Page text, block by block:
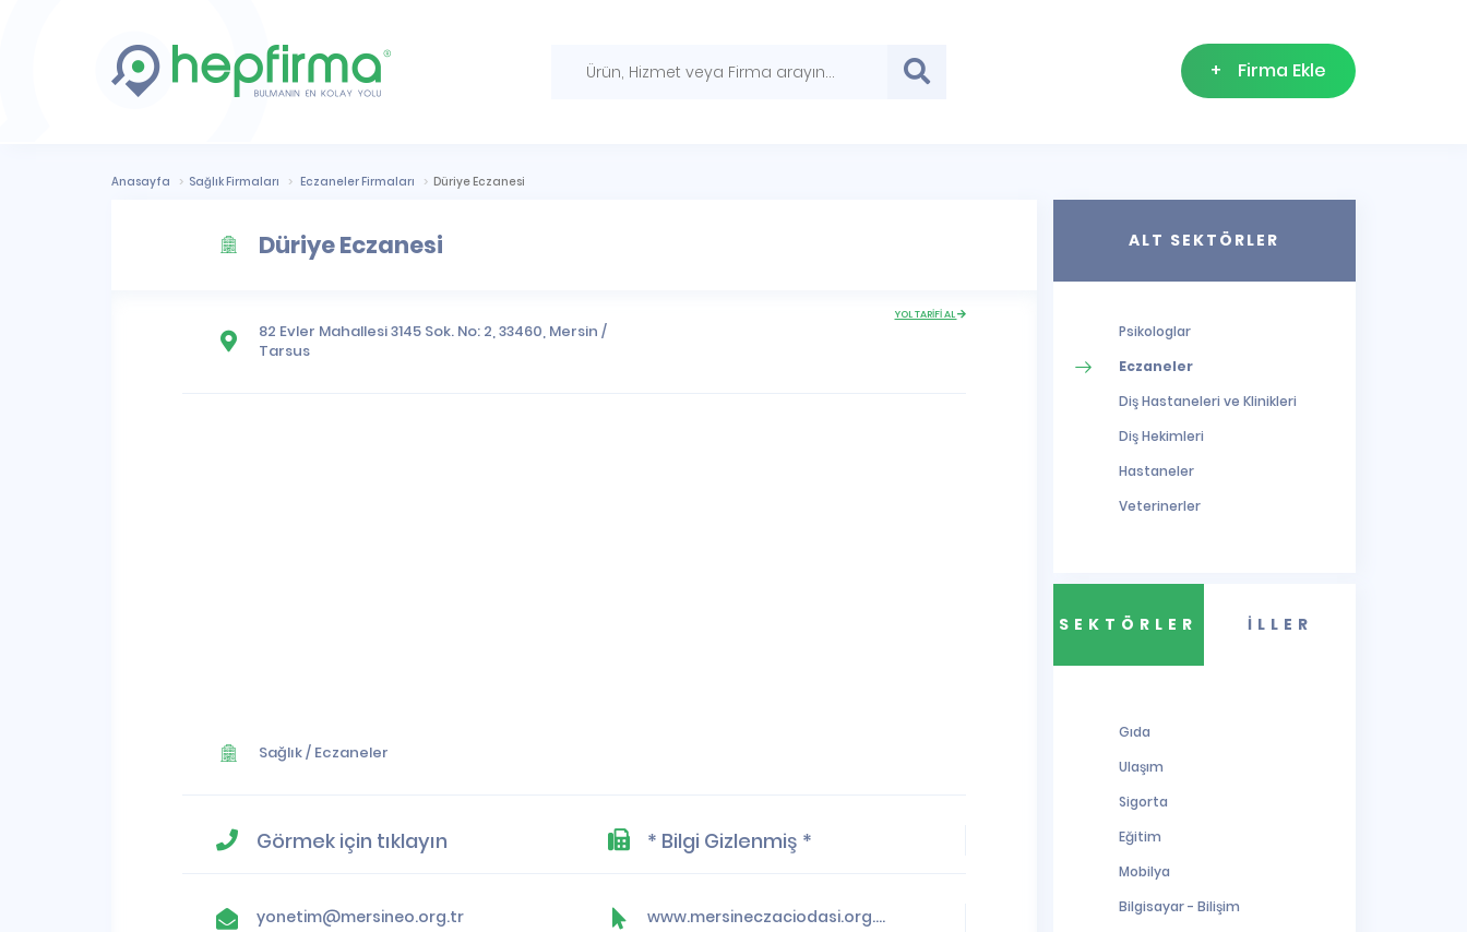
+ Firma Ekle
Anasayfa Sağlık Firmaları Eczaneler Firmaları Düriye Eczanesi
Düriye Eczanesi
82 Evler Mahallesi3145 Sok. No: 2, 33460, Mersin /
Tarsus
YOL TARİFİ AL
Sağlık/ Eczaneler
Görmek için tıklayın * Bilgi Gizlenmiş *
yonetim@mersineo.org.tr www.mersineczaciodasi.org.tr
ALT SEKTÖRLER
Psikologlar
Eczaneler
Diş Hastaneleri ve Klinikleri
Diş Hekimleri
Hastaneler
Veterinerler
SEKTÖRLER İLLER
Gıda
Ulaşım
Sigorta
Eğitim
Mobilya
Bilgisayar - Bilişim